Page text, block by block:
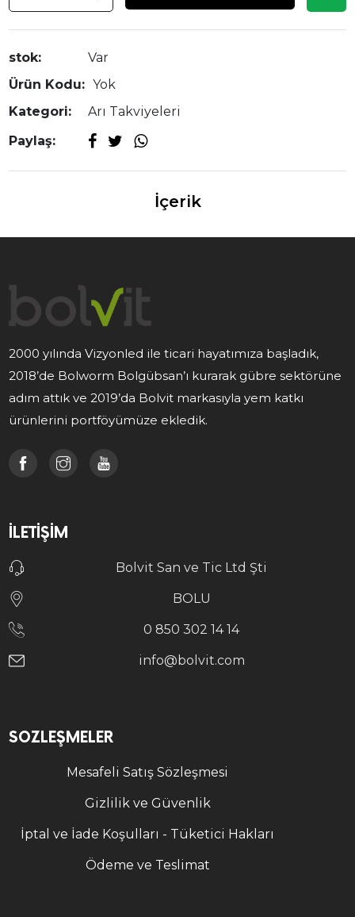
stok:
Var
Ürün Kodu: Yok
Kategori:
Arı Takviyeleri
Paylaş:
İçerik
2000 yılında Vizyonled ile ticari hayatımıza başladık,
2018’de Bolworm Bolgübsan’ı kurarak gübre sektörüne
adım attık ve 2019’da Bolvit markasıyla yem katkı
ürünlerini portföyümüze ekledik.
İLETIŞIM
Bolvit San ve Tic Ltd Şti
BOLU
0 850 302 14 14
info@bolvit.com
SÖZLEŞMELER
Mesafeli Satış Sözleşmesi
Gizlilik ve Güvenlik
İptal ve İade Koşulları - Tüketici Hakları
Ödeme ve Teslimat